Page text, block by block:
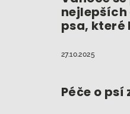
psa, které
27.10.2025
Péče o psí